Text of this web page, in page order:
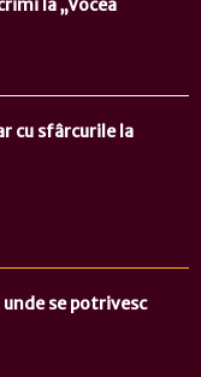
la „Vocea
cu sfârcurile la
se potrivesc